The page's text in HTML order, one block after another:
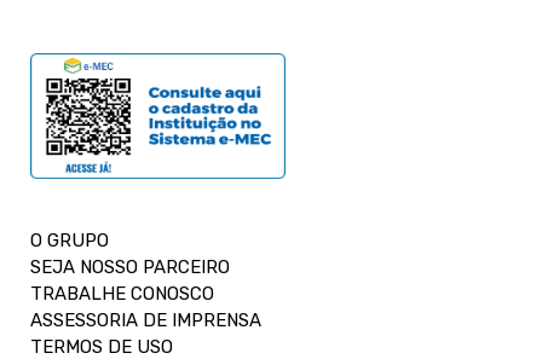
O GRUPO
SEJA NOSSO PARCEIRO
TRABALHE CONOSCO
ASSESSORIA DE IMPRENSA
TERMOS DE USO